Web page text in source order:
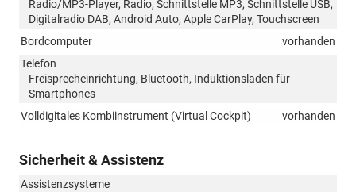
Radio/MP3-Player, Radio, Schnittstelle MP3, Schnittstelle USB,
Digitalradio DAB, Android Auto, Apple CarPlay, Touchscreen
Bordcomputer
vorhanden
Telefon
Freisprecheinrichtung, Bluetooth, Induktionsladen für
Smartphones
Volldigitales Kombiinstrument (Virtual Cockpit)
vorhanden
Sicherheit & Assistenz
Assistenzsysteme